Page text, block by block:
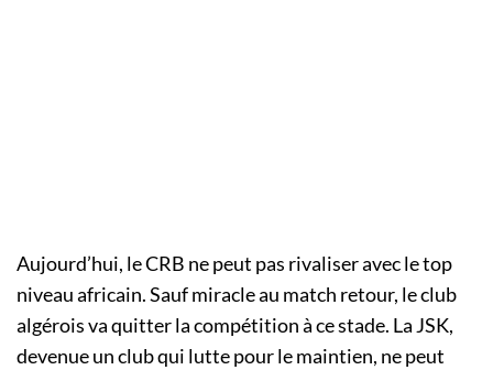
Aujourd’hui, le CRB ne peut pas rivaliser avec le top
niveau africain. Sauf miracle au match retour, le club
algérois va quitter la compétition à ce stade. La JSK,
devenue un club qui lutte pour le maintien, ne peut